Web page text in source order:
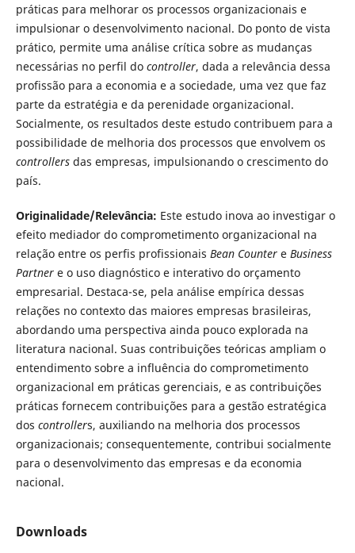
práticas para melhorar os processos organizacionais e
impulsionar o desenvolvimento nacional. Do ponto de vista
prático, permite uma análise crítica sobre as mudanças
necessárias no perfil do controller, dada a relevância dessa
profissão para a economia e a sociedade, uma vez que faz
parte da estratégia e da perenidade organizacional.
Socialmente, os resultados deste estudo contribuem para a
possibilidade de melhoria dos processos que envolvem os
controllersdas empresas, impulsionando o crescimento do
país.
Originalidade/Relevância: Este estudo inova ao investigar o
efeito mediador do comprometimento organizacional na
relação entre os perfis profissionais Bean Countere Business
Partnere o uso diagnóstico e interativo do orçamento
empresarial. Destaca-se, pela análise empírica dessas
relações no contexto das maiores empresas brasileiras,
abordando uma perspectiva ainda pouco explorada na
literatura nacional. Suas contribuições teóricas ampliam o
entendimento sobre a influência do comprometimento
organizacional em práticas gerenciais, e as contribuições
práticas fornecem contribuições para a gestão estratégica
dos controllers, auxiliando na melhoria dos processos
organizacionais; consequentemente, contribui socialmente
para o desenvolvimento das empresas e da economia
nacional.
Downloads